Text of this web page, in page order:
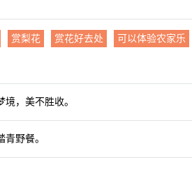
赏梨花 赏花好去处 可以体验农家乐
，美不胜收。
野餐。